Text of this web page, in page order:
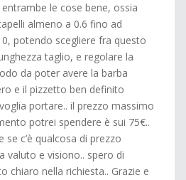
le cose bene, ossia
almeno a 0.6 fino ad
potendo scegliere fra questo
taglio, e regolare la
da poter avere la barba
e il pizzetto ben definito
portare.. il prezzo massimo
potrei spendere è sui 75€..
se c’è qualcosa di prezzo
valuto e visiono.. spero di
chiaro nella richiesta.. Grazie e